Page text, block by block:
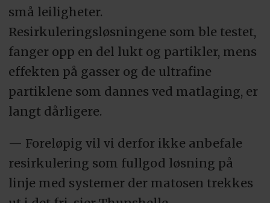
små leiligheter.
Resirkuleringsløsningene som ble testet,
fanger opp en del lukt og partikler, mens
effekten på gasser og de ultrafine
partiklene som dannes ved matlaging, er
langt dårligere.
— Foreløpig vil vi derfor ikke anbefale
resirkulering som fullgod løsning på
linje med systemer der matosen trekkes